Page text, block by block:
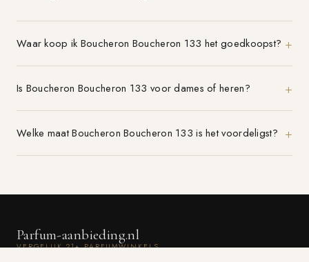
Waar koop ik Boucheron Boucheron 133 het goedkoopst?
Is Boucheron Boucheron 133 voor dames of heren?
Welke maat Boucheron Boucheron 133 is het voordeligst?
Parfum-aanbieding.nl
VERGELIJK 21+ PARFUMWINKELS